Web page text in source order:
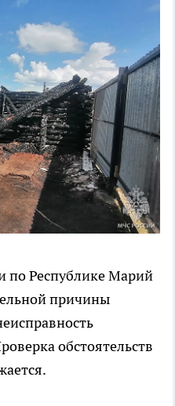
по Республике Марий
причины
обстоятельств